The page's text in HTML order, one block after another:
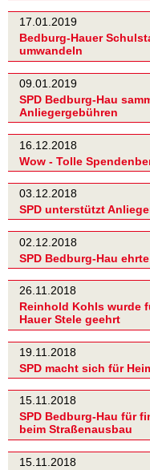
17.01.2019
Bedburg-Hauer
umwandeln
09.01.2019
SPD Bedburg-Hau
Anliegergebühren
16.12.2018
Wow - Tolle
03.12.2018
SPD unterstützt
02.12.2018
SPD Bedburg-Hau
26.11.2018
Reinhold Kohls wurde
Hauer Stele geehrt
19.11.2018
SPD macht sich für
15.11.2018
SPD Bedburg-Hau für
beim Straßenausbau
15.11.2018